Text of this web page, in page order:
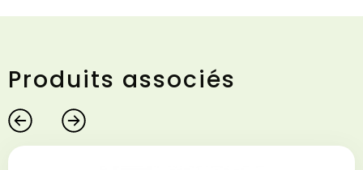
Produits associés